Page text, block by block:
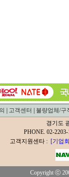
고객센터
불량업체/구
경기도
PHONE. 02-
고객지원센타 : [기업
Copyright ⓒ